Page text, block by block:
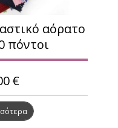
αόρατο
πόντοι
€